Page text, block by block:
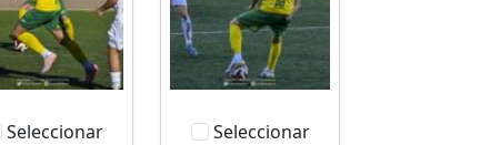
Seleccionar Seleccionar